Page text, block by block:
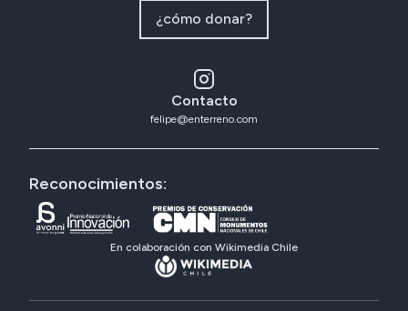
¿cómo donar?
Contacto
felipe@enterreno.com
Reconocimientos:
En colaboración con Wikimedia Chile